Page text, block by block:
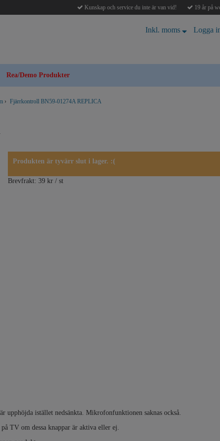
Kunskap och service du inte är van vid! 19 år på
Inkl. moms Logga
Rea/Demo Produkter
› Fjärrkontroll BN59-01274A REPLICA
Produkten är tyvärr slut i lager. :(
Brevfrakt: 39 kr / st
upphöjda istället nedsänkta. Mikrofonfunktionen saknas också.
TV om dessa knappar är aktiva eller ej.